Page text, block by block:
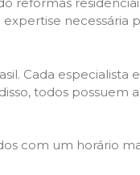
reformas
necessária
Cada especialista
todos possuem
com um horário